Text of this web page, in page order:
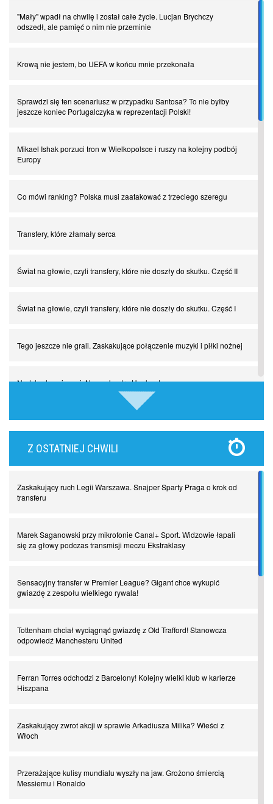
"Mały" wpadł na chwilę i został całe życie. Lucjan Brychczy
odszedł, ale pamięć o nim nie przeminie
Krową nie jestem, bo UEFA w końcu mnie przekonała
Sprawdzi się ten scenariusz w przypadku Santosa? To nie byłby
jeszcze koniec Portugalczyka w reprezentacji Polski!
Mikael Ishak porzuci tron w Wielkopolsce i ruszy na kolejny podbój
Europy
Co mówi ranking? Polska musi zaatakować z trzeciego szeregu
Transfery, które złamały serca
Świat na głowie, czyli transfery, które nie doszły do skutku. Część II
Świat na głowie, czyli transfery, które nie doszły do skutku. Część I
Tego jeszcze nie grali. Zaskakujące połączenie muzyki i piłki nożnej
Nadchodzą giganci. Nunez kontra Haaland
Lewandowski kontra Bayern. Czy wilk będzie syty, a owca cała?
Piłkarz z numerem 47. Phil Foden i inne przypadki
Spadkowicze z Serie A. Komu powiemy ciao?
Powrót do Ekstraklasy. Kolejny sen Miedzi Legnica
Chłopak z pizzerii. Kim był zmarły Mino Raiola?
drużynę?
Z OSTATNIEJ CHWILI
Zaskakujący ruch Legii Warszawa. Snajper Sparty Praga o krok od
transferu
Marek Saganowski przy mikrofonie Canal+ Sport. Widzowie łapali
się za głowy podczas transmisji meczu Ekstraklasy
Sensacyjny transfer w Premier League? Gigant chce wykupić
gwiazdę z zespołu wielkiego rywala!
Tottenham chciał wyciągnąć gwiazdę z Old Trafford! Stanowcza
odpowiedź Manchesteru United
Ferran Torres odchodzi z Barcelony! Kolejny wielki klub w karierze
Hiszpana
Zaskakujący zwrot akcji w sprawie Arkadiusza Milika? Wieści z
Włoch
Przerażające kulisy mundialu wyszły na jaw. Grożono śmiercią
Messiemu i Ronaldo